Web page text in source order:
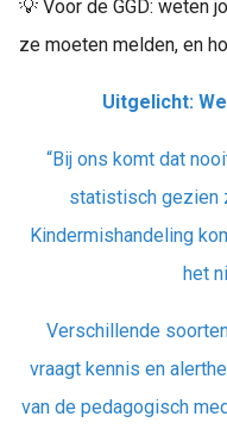
💡 Voor de GGD: weten
ze moeten melden, en
Uitgelicht:
“Bij ons komt dat
statistisch gezien
Kindermishandeling
het
Verschillende
vraagt kennis en
van de pedagogisch